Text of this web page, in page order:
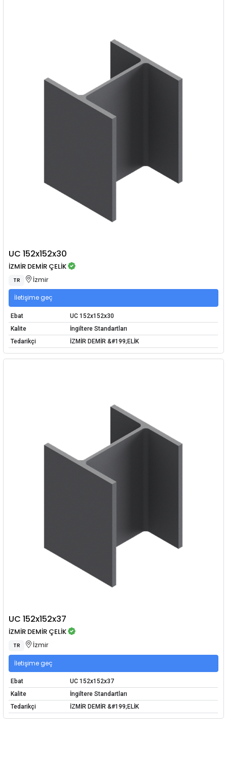
UC 152x152x30
İZMİR DEMİR ÇELİK
TR İzmir
İletişime geç
Ebat
UC 152x152x30
Kalite
İngiltere Standartları
Tedarikçi
İZMİR DEMİR &#199;ELİK
UC 152x152x37
İZMİR DEMİR ÇELİK
TR İzmir
İletişime geç
Ebat
UC 152x152x37
Kalite
İngiltere Standartları
Tedarikçi
İZMİR DEMİR &#199;ELİK